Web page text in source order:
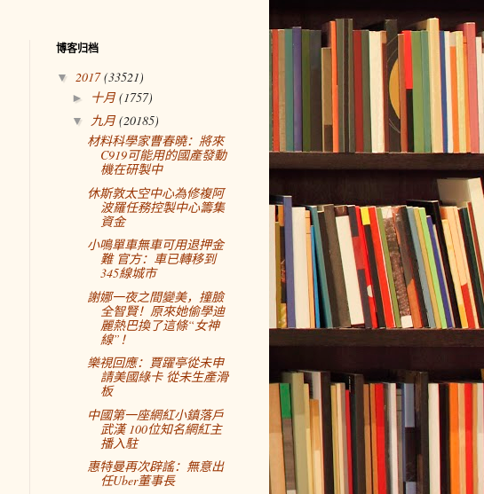
博客归档
▼ 2017(33521)
► 十月(1757)
▼ 九月(20185)
材料科學家曹春曉：將來
C919可能用的國產發動
機在研製中
休斯敦太空中心為修複阿
波羅任務控製中心籌集
資金
小鳴單車無車可用退押金
難 官方：車已轉移到
345線城市
謝娜一夜之間變美，撞臉
全智賢！原來她偷學迪
麗熱巴換了這條“女神
線”！
樂視回應：賈躍亭從未申
請美國綠卡 從未生產滑
板
中國第一座網紅小鎮落戶
武漢 100位知名網紅主
播入駐
惠特曼再次辟謠：無意出
任Uber董事長